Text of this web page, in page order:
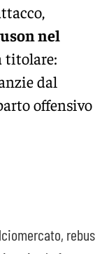
nel
titolare:
dal
offensivo
rebus